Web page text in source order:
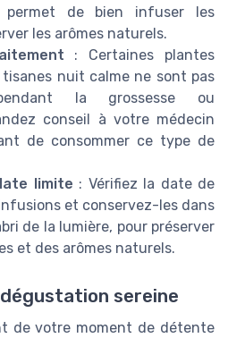
permet de bien infuser les
les arômes naturels.
: Certaines plantes
nuit calme ne sont pas
pendant la grossesse ou
conseil à votre médecin
de consommer ce type de
limite : Vérifiez la date de
et conservez-les dans
de la lumière, pour préserver
et des arômes naturels.
sereine
de votre moment de détente